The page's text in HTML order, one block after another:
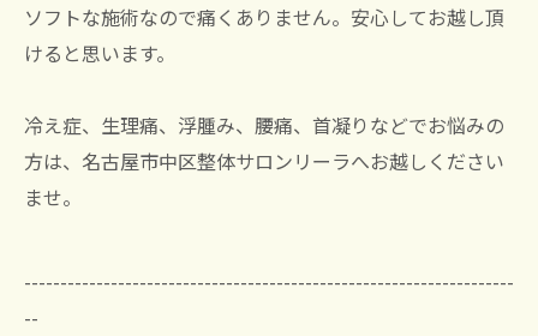
ソフトな施術なので痛くありません。安心してお越し頂
けると思います。
冷え症、生理痛、浮腫み、腰痛、首凝りなどでお悩みの
方は、名古屋市中区整体サロンリーラへお越しください
ませ。
--------------------------------------------------------------------
--